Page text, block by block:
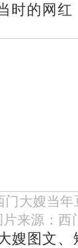
时的网红
大嫂当年
片来源：西
嫂图文 、